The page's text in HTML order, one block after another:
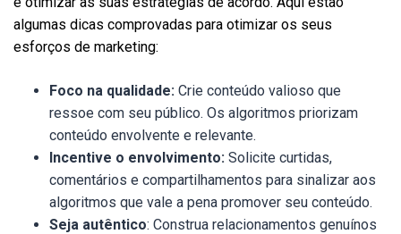
algumas dicas comprovadas para otimizar os seus
esforços de marketing:
Foco na qualidade: Crie conteúdo valioso que
ressoe com seu público. Os algoritmos priorizam
conteúdo envolvente e relevante.
Incentive o envolvimento: Solicite curtidas,
comentários e compartilhamentos para sinalizar aos
algoritmos que vale a pena promover seu conteúdo.
Seja autêntico: Construa relacionamentos genuínos